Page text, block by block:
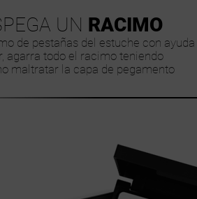
UN RACIMO
de pestañas del estuche con ayuda
agarra todo el racimo teniendo
maltratar la capa de pegamento